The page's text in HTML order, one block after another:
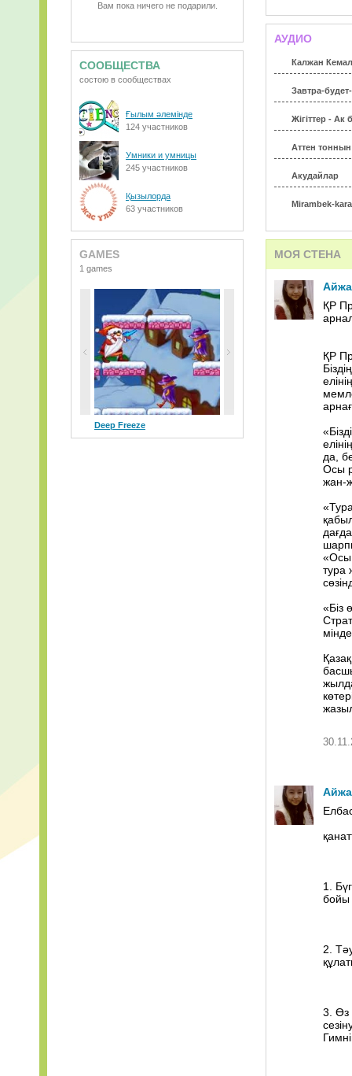
Вам пока ничего не подарили.
СООБЩЕСТВА
состою в сообществах
Ғылым әлемінде
124 участников
Умники и умницы
245 участников
Қызылорда
63 участников
GAMES
1 games
Deep Freeze
АУДИО
Калжан
Завтра-
Жiгiттер - Ак
Аттен тоннын
Акудайлар
Mirambek-
0Sary Arka
04. Kizdar ai
01. Ynsiz jyrek
чунга чанга
17.+-+Чунга-
serebro_-
ты кто
BALAPANIM -
BALAPANIM +
МОЯ СТЕНА
ҚР
ҚР
да,
Осы
жан-
«Осы
тура
«Біз
1.
бойы
2.
3. Өз